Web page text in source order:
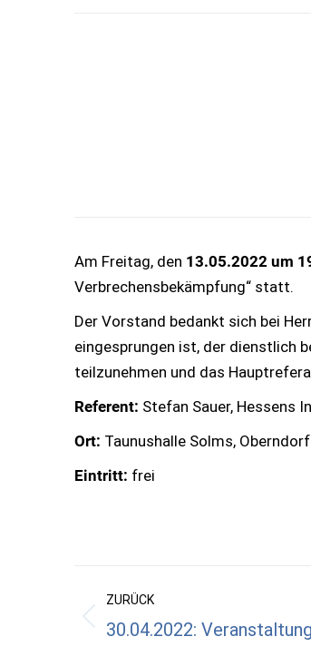
Am Freitag, den 13.05.2022 um
Verbrechensbekämpfung“ statt.
Der Vorstand bedankt sich bei
eingesprungen ist, der dienstlich
teilzunehmen und das
Referent: Stefan Sauer, Hessens
Ort: Taunushalle Solms,
Eintritt: frei
ZURÜCK
Vorheriger
30.04.2022: